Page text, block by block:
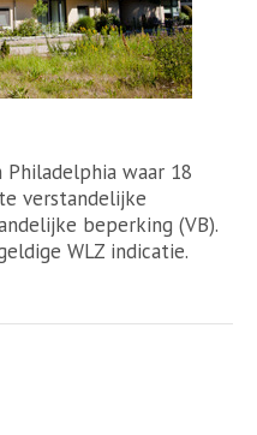
waar 18
verstandelijke
beperking (VB).
WLZ indicatie.